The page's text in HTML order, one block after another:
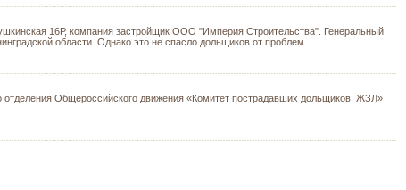
16Р, компания застройщик ООО "Империя Строительства". Генеральный
области. Однако это не спасло дольщиков от проблем.
отделения Общероссийского движения «Комитет пострадавших дольщиков: ЖЗЛ»